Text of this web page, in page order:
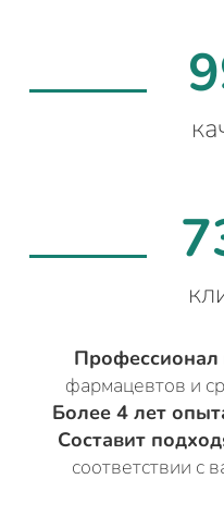
Профессионал
фармацевтов и
Более 4 лет
Составит
соответствии с